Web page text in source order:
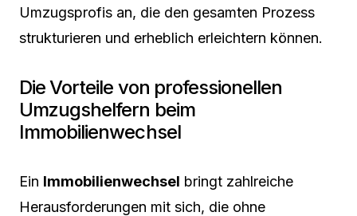
Umzugsprofis an, die den gesamten Prozess
strukturieren und erheblich erleichtern können.
Die Vorteile von professionellen
Umzugshelfern beim
Immobilienwechsel
Ein Immobilienwechsel bringt zahlreiche
Herausforderungen mit sich, die ohne